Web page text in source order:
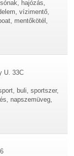
hajózás,
vízimentő,
mentőkötél,
U. 33C
buli, sportszer,
napszemüveg,